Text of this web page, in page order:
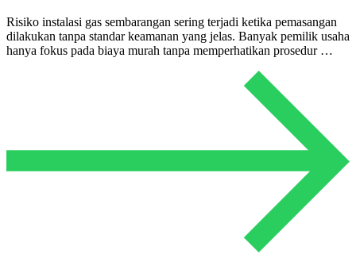
Risiko instalasi gas sembarangan sering terjadi ketika pemasangan
dilakukan tanpa standar keamanan yang jelas. Banyak pemilik usaha
hanya fokus pada biaya murah tanpa memperhatikan prosedur …